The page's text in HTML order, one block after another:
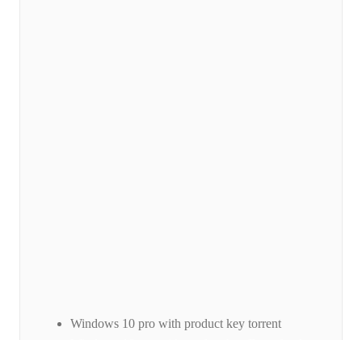
Windows 10 pro with product key torrent